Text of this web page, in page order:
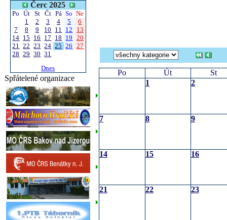
Čerc 2025
Po Út St Čt Pá So Ne
1
2 3 4 5
6
7
8 9 10 11 12
13
14 15 16 17 18 19 20
21 22 23 24 25 26 27
28 29 30 31
Dnes
Spřátelené organizace
Po Út
St
1
2
7 8 9
14 15 16
21 22 23